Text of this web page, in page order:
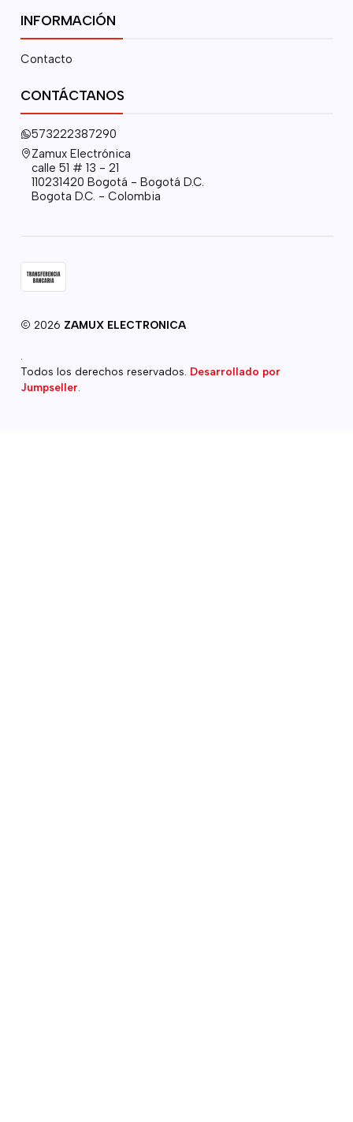
INFORMACIÓN
Contacto
CONTÁCTANOS
573222387290
Zamux Electrónica
calle 51 # 13 - 21
110231420 Bogotá - Bogotá D.C.
Bogota D.C. - Colombia
2026 ZAMUX ELECTRONICA
Todos los derechos reservados. Desarrollado por
Jumpseller